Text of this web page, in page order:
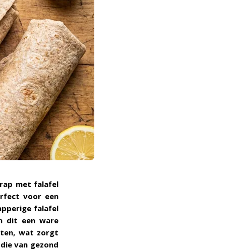
met falafel
voor een
falafel
dit een ware
wat zorgt
van gezond